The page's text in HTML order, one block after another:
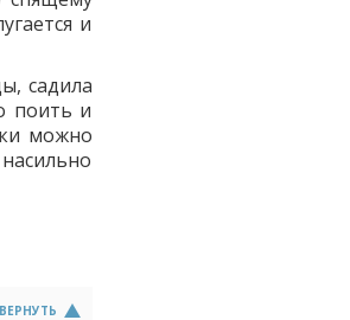
и
садила
поить и
можно